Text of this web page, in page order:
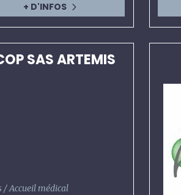
+ D'INFOS
SAS ARTEMIS
/ Accueil médical